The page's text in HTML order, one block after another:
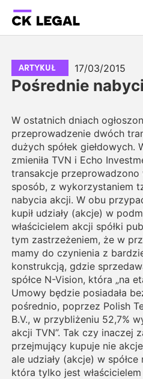
ARTYKUŁ 17/03/2015
Pośrednie
W ostatnich dniach
przeprowadzenie dwóch
dużych spółek giełdowych.
zmieniła TVN i Echo
transakcje
sposób, z wykorzystaniem
nabycia akcji. W obu
kupił udziały (akcje) w
właścicielem akcji spółki
tym zastrzeżeniem, że w
mamy do czynienia z
konstrukcją, gdzie
spółce N-Vision, która „na
Umowy będzie posiadała
pośrednio, poprzez Polish
B.V., w przybliżeniu 52,7%
akcji TVN”. Tak czy inaczej
przejmujący kupuje nie
ale udziały (akcje) w spółce
która tylko jest właścicielem